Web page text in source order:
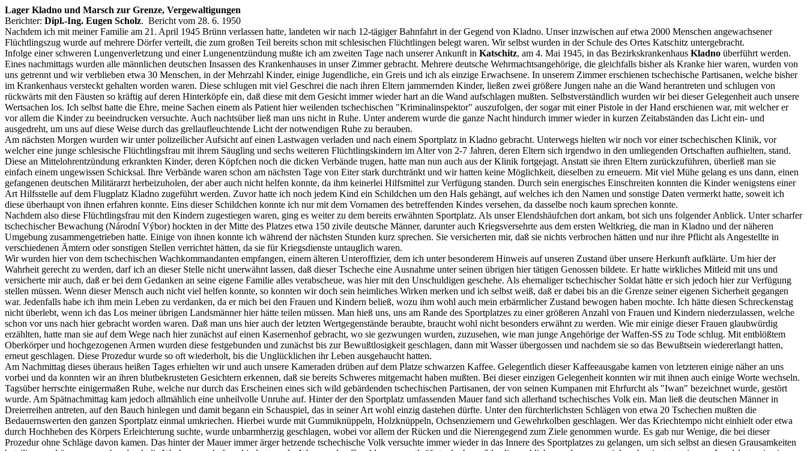
Lager Kladno und Marsch zur Grenze, Vergewaltigungen
Berichter: Dipl.-Ing. Eugen Scholz. Bericht vom 28. 6. 1950
Nachdem ich mit meiner Familie am 21. April 1945 Brünn verlassen hatte, landeten wir nach 12-tägiger Bahnfahrt in der Gegend von Kladno. Unser inzwischen auf etwa 2000 Menschen angewachsener
Flüchtlingszug wurde auf mehrere Dörfer verteilt, die zum großen Teil bereits schon mit schlesischen Flüchtlingen belegt waren. Wir selbst wurden in der Schule des Ortes Katschitz untergebracht.
Infolge einer schweren Lungenverletzung und einer Lungenentzündung mußte ich am zweiten Tage nach unserer Ankunft in Katschitz, am 4. Mai 1945, in das Bezirkskrankenhaus Kladno überführt werden.
Eines nachmittags wurden alle männlichen deutschen Insassen des Krankenhauses in unser Zimmer gebracht. Mehrere deutsche Wehrmachtsangehörige, die gleichfalls bisher als Kranke hier waren, wurden von
uns getrennt und wir verblieben etwa 30 Menschen, in der Mehrzahl Kinder, einige Jugendliche, ein Greis und ich als einzige Erwachsene. In unserem Zimmer erschienen tschechische Partisanen, welche bisher
im Krankenhaus versteckt gehalten worden waren. Diese schlugen mit viel Geschrei die nach ihren Eltern jammernden Kinder, ließen zwei größere Jungen nahe an die Wand herantreten und schlugen von
rückwärts mit den Fäusten so kräftig auf deren Hinterköpfe ein, daß diese mit dem Gesicht immer wieder hart an die Wand aufschlagen mußten. Selbstverständlich wurden wir bei dieser Gelegenheit auch unsere
Wertsachen los. Ich selbst hatte die Ehre, meine Sachen einem als Patient hier weilenden tschechischen "Kriminalinspektor" auszufolgen, der sogar mit einer Pistole in der Hand erschienen war, mit welcher er
vor allem die Kinder zu beeindrucken versuchte. Auch nachtsüber ließ man uns nicht in Ruhe. Unter anderem wurde die ganze Nacht hindurch immer wieder in kurzen Zeitabständen das Licht ein- und
ausgedreht, um uns auf diese Weise durch das grellaufleuchtende Licht der notwendigen Ruhe zu berauben.
Am nächsten Morgen wurden wir unter polizeilicher Aufsicht auf einen Lastwagen verladen und nach einem Sportplatz in Kladno gebracht. Unterwegs hielten wir noch vor einer tschechischen Klinik, vor
welcher eine junge schlesische Flüchtlingsfrau mit ihrem Säugling und sechs weiteren Flüchtlingskindern im Alter von 2-7 Jahren, deren Eltern sich irgendwo in den umliegenden Ortschaften aufhielten, stand.
Diese an Mittelohrentzündung erkrankten Kinder, deren Köpfchen noch die dicken Verbände trugen, hatte man nun auch aus der Klinik fortgejagt. Anstatt sie ihren Eltern zurückzuführen, überließ man sie
einfach einem ungewissen Schicksal. Ihre Verbände waren schon am nächsten Tage von Eiter stark durchtränkt und wir hatten keine Möglichkeit, dieselben zu erneuern. Mit viel Mühe gelang es uns dann, einen
gefangenen deutschen Militärarzt herbeizuholen, der aber auch nicht helfen konnte, da ihm keinerlei Hilfsmittel zur Verfügung standen. Durch sein energisches Einschreiten konnten die Kinder wenigstens einer
Art Hilfsstelle auf dem Flugplatz Kladno zugeführt werden. Zuvor hatte ich noch jedem Kind ein Schildchen um den Hals gehängt, auf welches ich den Namen und sonstige Daten vermerkt hatte, soweit ich
diese überhaupt von ihnen erfahren konnte. Eins dieser Schildchen konnte ich nur mit dem Vornamen des betreffenden Kindes versehen, da dasselbe noch kaum sprechen konnte.
Nachdem also diese Flüchtlingsfrau mit den Kindern zugestiegen waren, ging es weiter zu dem bereits erwähnten Sportplatz. Als unser Elendshäufchen dort ankam, bot sich uns folgender Anblick. Unter scharfer
tschechischer Bewachung (Národní Výbor) hockten in der Mitte des Platzes etwa 150 zivile deutsche Männer, darunter auch Kriegsversehrte aus dem ersten Weltkrieg, die man in Kladno und der näheren
Umgebung zusammengetrieben hatte. Einige von ihnen konnte ich während der nächsten Stunden kurz sprechen. Sie versicherten mir, daß sie nichts verbrochen hätten und nur ihre Pflicht als Angestellte in
verschiedenen Ämtern oder sonstigen Stellen verrichtet hätten, da sie für Kriegsdienste untauglich waren.
Wir wurden hier von dem tschechischen Wachkommandanten empfangen, einem älteren Unteroffizier, dem ich unter besonderem Hinweis auf unseren Zustand über unsere Herkunft aufklärte. Um hier der
Wahrheit gerecht zu werden, darf ich an dieser Stelle nicht unerwähnt lassen, daß dieser Tscheche eine Ausnahme unter seinen übrigen hier tätigen Genossen bildete. Er hatte wirkliches Mitleid mit uns und
versicherte mir auch, daß er bei dem Gedanken an seine eigene Familie alles verabscheue, was hier mit den Unschuldigen geschehe. Als ehemaliger tschechischer Soldat hätte er sich jedoch hier zur Verfügung
stellen müssen. Wenn dieser Mensch auch nicht viel helfen konnte, so konnten wir doch sein heimliches Wirken merken und ich selbst weiß, daß er dabei bis an die Grenze seiner eigenen Sicherheit gegangen
war. Jedenfalls habe ich ihm mein Leben zu verdanken, da er mich bei den Frauen und Kindern beließ, wozu ihm wohl auch mein erbärmlicher Zustand bewogen haben mochte. Ich hätte diesen Schreckenstag
nicht überlebt, wenn ich das Los meiner übrigen Landsmänner hier hätte teilen müssen. Man hieß uns, uns am Rande des Sportplatzes zu einer größeren Anzahl von Frauen und Kindern niederzulassen, welche
schon vor uns nach hier gebracht worden waren. Daß man uns hier auch der letzten Wertgegenstände beraubte, braucht wohl nicht besonders erwähnt zu werden. Wie mir einige dieser Frauen glaubwürdig
erzählten, hatte man sie auf dem Wege nach hier zunächst auf einen Kasernenhof gebracht, wo sie gezwungen wurden, zuzusehen, wie man junge Angehörige der Waffen-SS zu Tode schlug. Mit entblößtem
Oberkörper und hochgezogenen Armen wurden diese festgebunden und zunächst bis zur Bewußtlosigkeit geschlagen, dann mit Wasser übergossen und nachdem sie so das Bewußtsein wiedererlangt hatten,
erneut geschlagen. Diese Prozedur wurde so oft wiederholt, bis die Unglücklichen ihr Leben ausgehaucht hatten.
Am Nachmittag dieses überaus heißen Tages erhielten wir und auch unsere Kameraden drüben auf dem Platze schwarzen Kaffee. Gelegentlich dieser Kaffeeausgabe kamen von letzteren einige näher an uns
vorbei und da konnten wir an ihren blutbekrusteten Gesichtern erkennen, daß sie bereits Schweres mitgemacht haben mußten. Bei dieser einzigen Gelegenheit konnten wir mit ihnen auch einige Worte wechseln.
Tagsüber herrschte einigermaßen Ruhe, welche nur durch das Erscheinen eines sich wild gebärdenden tschechischen Partisanen, der von seinen Kumpanen mit Ehrfurcht als "Iwan" bezeichnet wurde, gestört
wurde. Am Spätnachmittag kam jedoch allmählich eine unheilvolle Unruhe auf. Hinter der den Sportplatz umfassenden Mauer fand sich allerhand tschechisches Volk ein. Man ließ die deutschen Männer in
Dreierreihen antreten, auf den Bauch hinlegen und damit begann ein Schauspiel, das in seiner Art wohl einzig dastehen dürfte. Unter den fürchterlichsten Schlägen von etwa 20 Tschechen mußten die
Bedauernswerten den ganzen Sportplatz einmal umkriechen. Hierbei wurde mit Gummiknüppeln, Holzknüppeln, Ochsenziemern und Gewehrkolben geschlagen. Wer das Kriechtempo nicht einhielt oder etwa
durch Hochheben des Körpers Erleichterung suchte, wurde unbarmherzig geschlagen, wobei vor allem der Rücken und die Nierengegend zum Ziele genommen wurde. Es gab nur Wenige, die bei dieser
Prozedur ohne Schläge davon kamen. Das hinter der Mauer immer ärger hetzende tschechische Volk versuchte immer wieder in das Innere des Sportplatzes zu gelangen, um sich selbst an diesen Grausamkeiten